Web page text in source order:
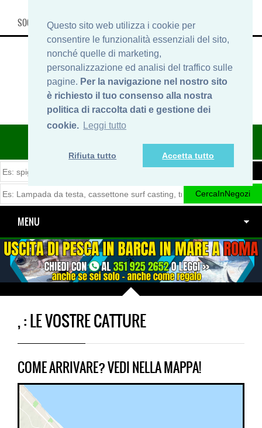
Questo sito web utilizza i cookie per
consentire le funzionalità essenziali del sito,
nonché quelle di marketing,
personalizzazione ed analisi del traffico sulle
pagine. Per la navigazione nel nostro sito
è richiesto il tuo consenso alla nostra
politica di raccolta dati e gestione dei
cookie. Leggi tutto
Rifiuta tutto Accetta tutto
SOCIAL, INFO & SHOP
ITINERARIDIPESCA.IT
MENU
, : LE VOSTRE CATTURE
COME ARRIVARE? VEDI NELLA MAPPA!